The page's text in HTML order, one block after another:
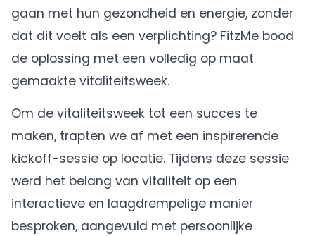
gaan met hun gezondheid en energie, zonder
dat dit voelt als een verplichting? FitzMe bood
de oplossing met een volledig op maat
gemaakte vitaliteitsweek.
Om de vitaliteitsweek tot een succes te
maken, trapten we af met een inspirerende
kickoff-sessie op locatie. Tijdens deze sessie
werd het belang van vitaliteit op een
interactieve en laagdrempelige manier
besproken, aangevuld met persoonlijke